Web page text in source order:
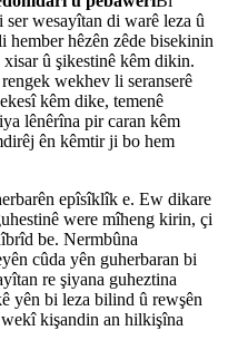
wesayîtan di warê leza û
hêzên zêde bisekinin
û şikestinê kêm dikin.
wekhev li seranserê
kêm dike, temenê
lênêrîna pir caran kêm
ên kêmtir ji bo hem
epîsîklîk e. Ew dikare
were mîheng kirin, çi
be. Nermbûna
cûda yên guherbaran bi
re şiyana guheztina
yên bi leza bilind û rewşên
kişandin an hilkişîna